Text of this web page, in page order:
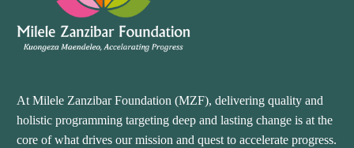
At Milele Zanzibar Foundation (MZF), delivering quality and
holistic programming targeting deep and lasting change is at the
core of what drives our mission and quest to accelerate progress.